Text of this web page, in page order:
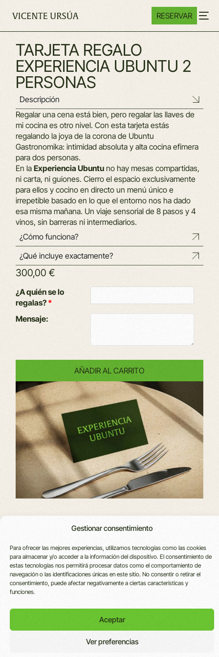
Gestionar consentimiento
Para ofrecer las mejores experiencias, utilizamos tecnologías como las cookies
para almacenar y/o acceder a la información del dispositivo. El consentimiento de
estas tecnologías nos permitirá procesar datos como el comportamiento de
navegación o las identificaciones únicas en este sitio. No consentir o retirar el
consentimiento, puede afectar negativamente a ciertas características y
funciones.
Aceptar
Ver preferencias
RESERVAR
TARJETA REGALO
EXPERIENCIA UBUNTU 2
PERSONAS
Descripción
Regalar una cena está bien, pero regalar las llaves de
mi cocina es otro nivel. Con esta tarjeta estás
regalando la joya de la corona de Ubuntu
Gastronomika: intimidad absoluta y alta cocina efímera
para dos personas.
En laExperiencia Ubuntuno hay mesas compartidas,
ni carta, ni guiones. Cierro el espacio exclusivamente
para ellos y cocino en directo un menú único e
irrepetible basado en lo que el entorno nos ha dado
esa misma mañana. Un viaje sensorial de 8 pasos y 4
vinos, sin barreras ni intermediarios.
¿Cómo funciona?
¿Qué incluye exactamente?
300,00€
¿A quién se lo
regalas?*
Mensaje:
AÑADIR AL CARRITO
VICENTE
URSÚA
C. San
Pedro, 39,
31350
info@vicenteursua.com
601 316
627
Política
Cookies
Política de
REGALA
UBUNTU
Copyright© 2026 – Vicente Ursúa